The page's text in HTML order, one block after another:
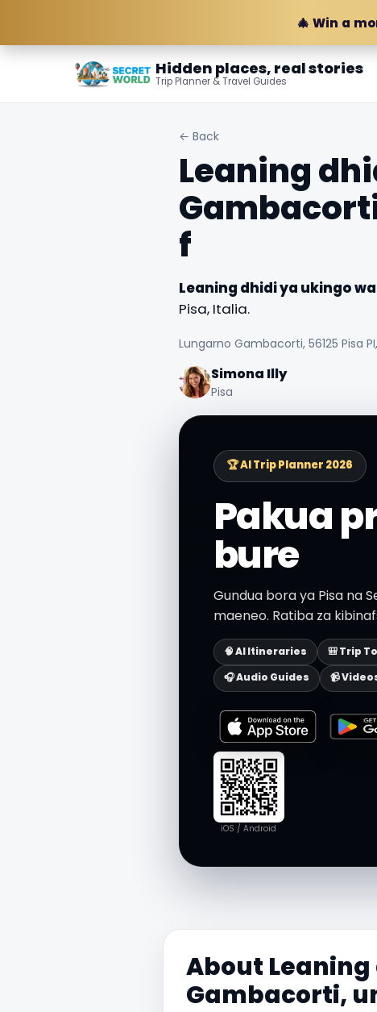
🎄 Win a
Hidden places, real stories
Trip Planner & Travel Guides
← Back
Leaning
f
Leaning dhidi ya ukingo
Pisa, Italia.
Lungarno Gambacorti, 56125 Pisa
Simona Illy
Pisa
🏆 AI Trip Planner 2026
Pakua
bure
Gundua bora ya Pisa na
maeneo. Ratiba za
🧠 AI Itineraries 🎒 Trip
🎧 Audio Guides
📹
iOS / Android
About
Gambacorti,